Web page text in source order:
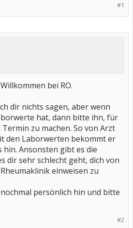
#1
bei RO.
dir nichts sagen, aber wenn
hat, dann bitte ihn, für
zu machen. So von Arzt
den Laborwerten bekommt er
Ansonsten gibt es die
dir sehr schlecht geht, dich von
einweisen zu
nochmal persönlich hin und bitte
#2